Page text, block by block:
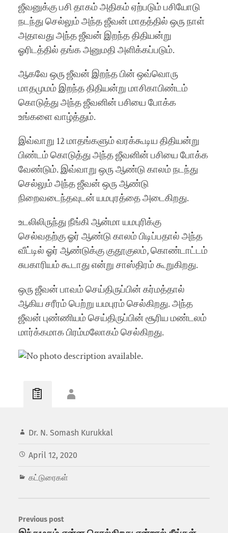
ஜீவனுக்கு பசி தாகம் அதிகம் ஏற்படும் பசியோடு
நடந்து செல்லும் அந்த ஜீவன் மாதத்தில் ஒரு நாள்
அதாவது அந்த ஜீவன் இறந்த திதியன்று
ஓரிடத்தில் தங்க அனுமதி அளிக்கப்படும்.
ஆகவே ஒரு ஜீவன் இறந்த பின் ஒவ்வொரு
மாதமுமம் இறந்த திதியன்று மாசிகாபிண்டம்
கொடுத்து அந்த ஜீவனின் பசியை போக்க
உங்களை வாழ்த்தும்.
இவ்வாறு 12 மாதங்களும் வரக்கூடிய திதியன்று
பிண்டம் கொடுத்து அந்த ஜீவனின் பசியை போக்க
வேண்டும். இவ்வாறு ஒரு ஆண்டு காலம் நடந்து
செல்லும் அந்த ஜீவன் ஒரு ஆண்டு
நிறைவடைந்தவுடன் யமபுரத்தை அடைகிறது.
உடலிலிருந்து நீங்கி ஆன்மா யமபுரிக்கு
செல்வதற்கு ஓர் ஆண்டு காலம் பிடிப்பதால் அந்த
வீட்டில் ஓர் ஆண்டுக்கு குதூகுலம், கொண்டாட்டம்
சுபகாரியம் கூடாது என்று சாஸ்திரம் கூறுகிறது.
ஒரு ஜீவன் பாவம் செய்திருப்பின் கர்மத்தால்
ஆகிய சரீரம் பெற்று யமபுரம் செல்கிறது. அந்த
ஜீவன் புண்ணியம் செய்திருப்பின் சூரிய மண்டலம்
மார்க்கமாக பிரம்மலோகம் செல்கிறது.
Dr. N. Somash Kurukkal
April 12, 2020
கட்டுரைகள்
Previous post